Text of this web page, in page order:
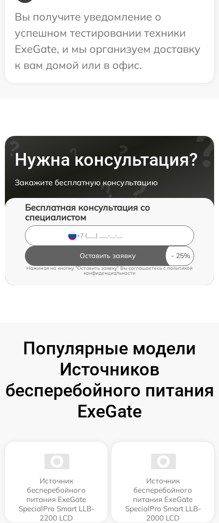
Вы получите уведомление о
успешном тестировании техники
ExeGate, и мы организуем доставку
к вам домой или в офис.
Нужна консультация?
Закажите бесплатную консультацию
Бесплатная консультация со
специалистом
Оставить заявку
Нажимая на кнопку "Оставить заявку" Вы соглашаетесь cполитикой
конфиденциальности
Популярные модели
Источников
бесперебойного питания
ExeGate
Источник
бесперебойного
питания ExeGate
SpecialPro Smart LLB-
2200 LCD
Источник
бесперебойного
питания ExeGate
SpecialPro Smart LLB-
2000 LCD